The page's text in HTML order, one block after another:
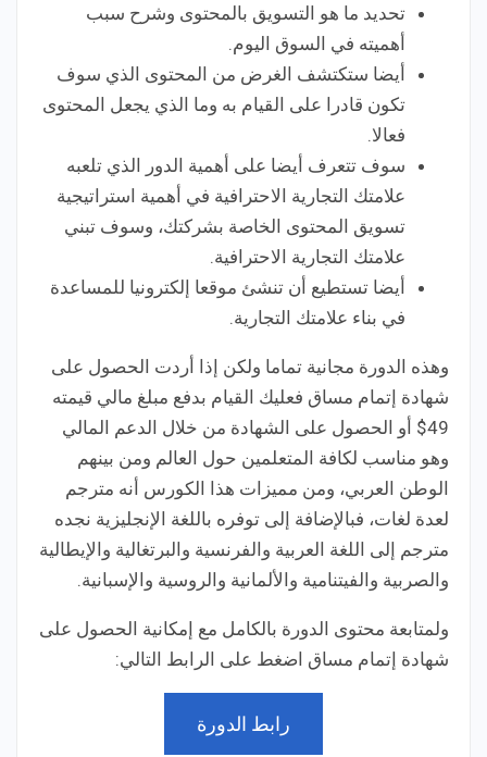
تحديد ما هو التسويق بالمحتوى وشرح سبب
أهميته في السوق اليوم.
أيضا ستكتشف الغرض من المحتوى الذي سوف
تكون قادرا على القيام به وما الذي يجعل المحتوى
فعالا.
سوف تتعرف أيضا على أهمية الدور الذي تلعبه
علامتك التجارية الاحترافية في أهمية استراتيجية
تسويق المحتوى الخاصة بشركتك، وسوف تبني
علامتك التجارية الاحترافية.
أيضا تستطيع أن تنشئ موقعا إلكترونيا للمساعدة
في بناء علامتك التجارية.
وهذه الدورة مجانية تماما ولكن إذا أردت الحصول على
شهادة إتمام مساق فعليك القيام بدفع مبلغ مالي قيمته
49$ أو الحصول على الشهادة من خلال الدعم المالي
وهو مناسب لكافة المتعلمين حول العالم ومن بينهم
الوطن العربي، ومن مميزات هذا الكورس أنه مترجم
لعدة لغات، فبالإضافة إلى توفره باللغة الإنجليزية نجده
مترجم إلى اللغة العربية والفرنسية والبرتغالية والإيطالية
والصربية والفيتنامية والألمانية والروسية والإسبانية.
ولمتابعة محتوى الدورة بالكامل مع إمكانية الحصول على
شهادة إتمام مساق اضغط على الرابط التالي:
رابط الدورة